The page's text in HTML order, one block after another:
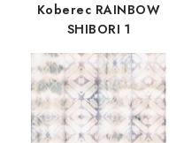
Koberec RAINBOW
SHIBORI 1